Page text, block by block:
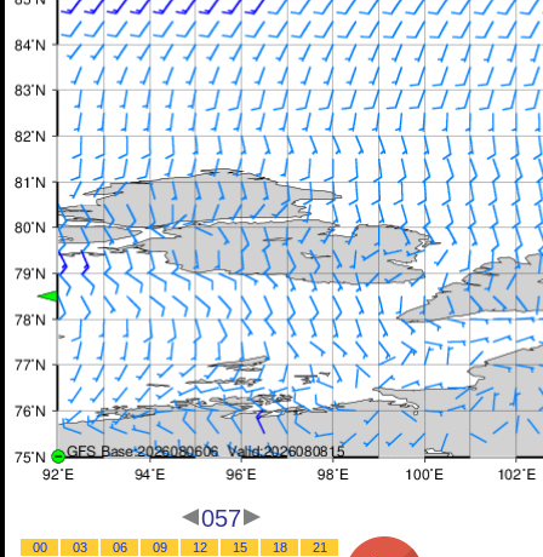
057
00 03 06 09 12 15 18
21